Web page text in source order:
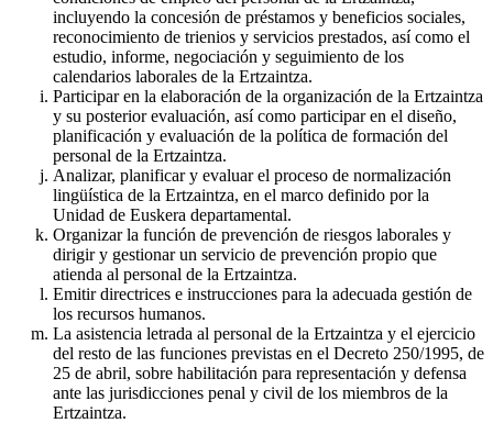
incluyendo la concesión de préstamos y beneficios sociales,
reconocimiento de trienios y servicios prestados, así como el
estudio, informe, negociación y seguimiento de los
calendarios laborales de la Ertzaintza.
Participar en la elaboración de la organización de la Ertzaintza
y su posterior evaluación, así como participar en el diseño,
planificación y evaluación de la política de formación del
personal de la Ertzaintza.
Analizar, planificar y evaluar el proceso de normalización
lingüística de la Ertzaintza, en el marco definido por la
Unidad de Euskera departamental.
Organizar la función de prevención de riesgos laborales y
dirigir y gestionar un servicio de prevención propio que
atienda al personal de la Ertzaintza.
Emitir directrices e instrucciones para la adecuada gestión de
los recursos humanos.
La asistencia letrada al personal de la Ertzaintza y el ejercicio
del resto de las funciones previstas en el Decreto 250/1995, de
25 de abril, sobre habilitación para representación y defensa
ante las jurisdicciones penal y civil de los miembros de la
Ertzaintza.